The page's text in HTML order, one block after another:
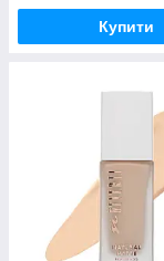
Купити